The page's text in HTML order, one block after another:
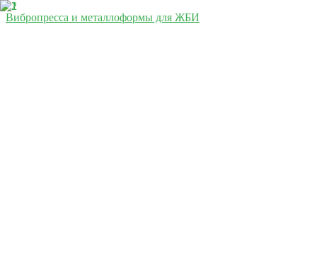
Вибропресса и металлоформы для ЖБИ